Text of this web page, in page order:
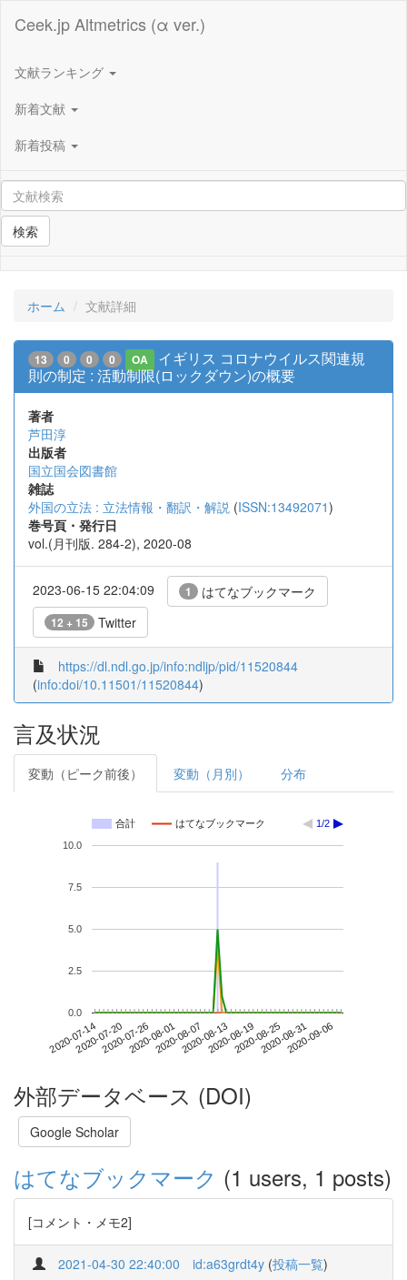
Ceek.jp Altmetrics (α ver.)
文献ランキング
新着文献
新着投稿
検索
ホーム 文献詳細
13 0 0 0 OA
イギリス コロナウイルス関連規
則の制定 : 活動制限(ロックダウン)の概要
著者
芦田淳
出版者
国立国会図書館
雑誌
外国の立法 : 立法情報・翻訳・解説 (ISSN:13492071)
巻号頁・発行日
vol.(月刊版. 284-2), 2020-08
2023-06-15 22:04:09 1 はてなブックマーク
12 + 15 Twitter
https://dl.ndl.go.jp/info:ndljp/pid/11520844
(info:doi/10.11501/11520844)
言及状況
変動（ピーク前後） 変動（月別） 分布
合計 はてなブックマーク 1/2
2020-07-142020-07-202020-07-262020-08-012020-08-072020-08-132020-08-192020-08-252020-08-312020-09-06
0.0
2.5
5.0
7.5
10.0
外部データベース (DOI)
Google Scholar
はてなブックマーク (1 users, 1 posts)
[コメント・メモ2]
2021-04-30 22:40:00 id:a63grdt4y (投稿一覧)